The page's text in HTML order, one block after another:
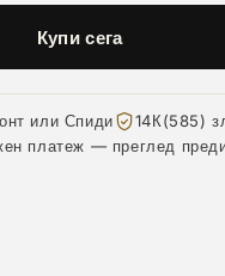
Купи сега
или Спиди
14К(585)
платеж — преглед